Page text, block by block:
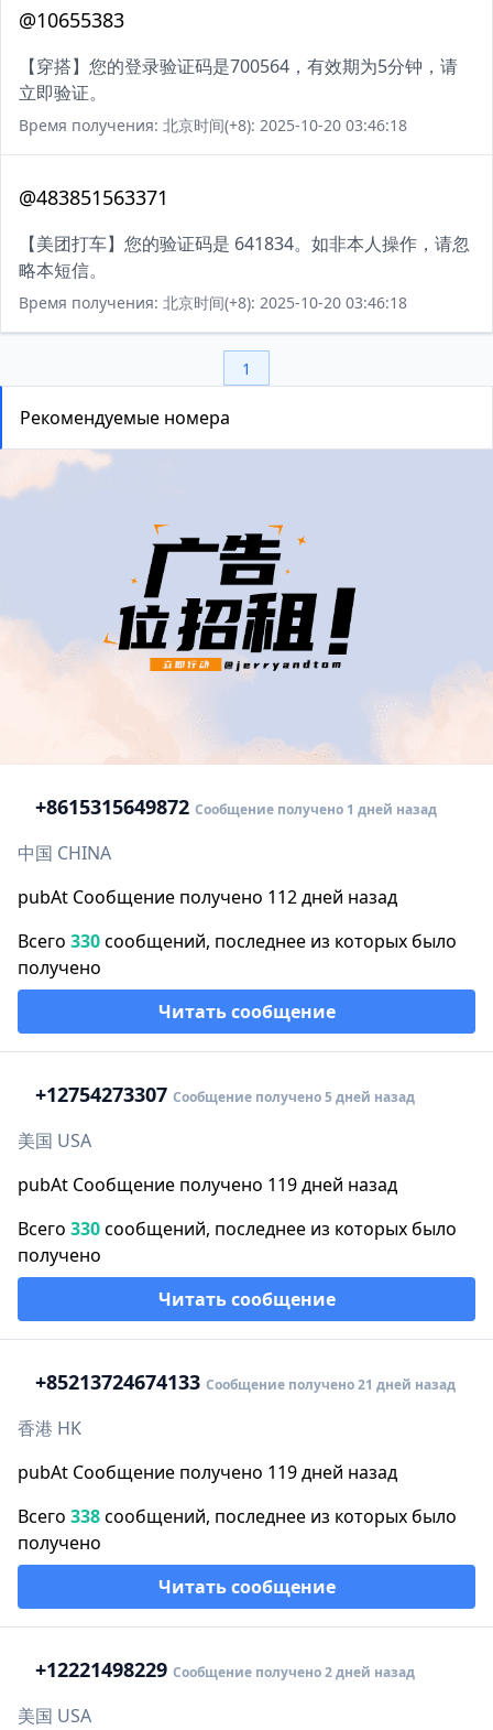
@10655383
【穿搭】您的登录验证码是700564，有效期为5分钟，请
立即验证。
Время получения: 北京时间(+8): 2025-10-20 03:46:18
@483851563371
【美团打车】您的验证码是 641834。如非本人操作，请忽
略本短信。
Время получения: 北京时间(+8): 2025-10-20 03:46:18
1
Рекомендуемые номера
+8615315649872 Сообщение получено 1 дней назад
中国 CHINA
pubAt Сообщение получено 112 дней назад
Всего 330сообщений, последнее из которых было
получено
Читать сообщение
+12754273307 Сообщение получено 5 дней назад
美国 USA
pubAt Сообщение получено 119 дней назад
Всего 330сообщений, последнее из которых было
получено
Читать сообщение
+85213724674133 Сообщение получено 21 дней назад
香港 HK
pubAt Сообщение получено 119 дней назад
Всего 338сообщений, последнее из которых было
получено
Читать сообщение
+12221498229 Сообщение получено 2 дней назад
美国 USA